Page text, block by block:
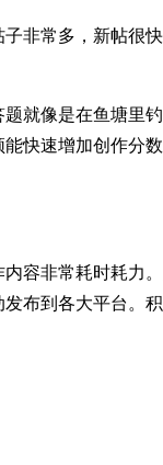
非常多，新帖很
就像是在鱼塘里
快速增加创作分
容非常耗时耗力
发布到各大平台。